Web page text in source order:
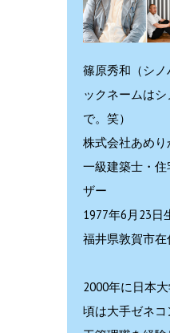
篠原秀和（シ
ックネームは
で。笑）
株式会社あめ
一級建築士・
ザー
1977年6月23日
福井県敦賀市在
2000年に日本
頃は大手ゼネ